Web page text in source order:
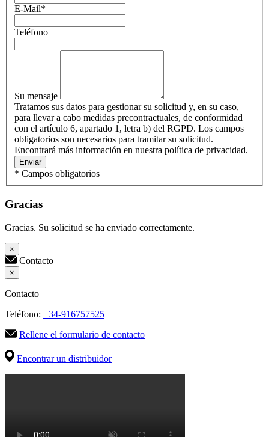
E-Mail*
Teléfono
Su mensaje
Tratamos sus datos para gestionar su solicitud y, en su caso,
para llevar a cabo medidas precontractuales, de conformidad
con el artículo 6, apartado 1, letra b) del RGPD. Los campos
obligatorios son necesarios para tramitar su solicitud.
Encontrará más información en nuestra política de privacidad.
Enviar
* Campos obligatorios
Gracias
Gracias. Su solicitud se ha enviado correctamente.
×
Contacto
×
Contacto
Teléfono: +34-916757525
Rellene el formulario de contacto
Encontrar un distribuidor